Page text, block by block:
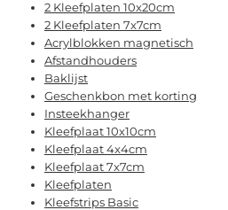
2 Kleefplaten 10x20cm
2 Kleefplaten 7x7cm
Acrylblokken magnetisch
Afstandhouders
Baklijst
Geschenkbon met korting
Insteekhanger
Kleefplaat 10x10cm
Kleefplaat 4x4cm
Kleefplaat 7x7cm
Kleefplaten
Kleefstrips Basic